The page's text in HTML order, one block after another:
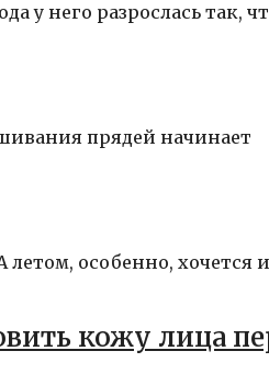
у него разрослась так,
прядей начинает
особенно, хочется
кожу лица